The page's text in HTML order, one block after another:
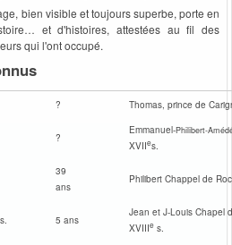
bien visible et toujours superbe, porte en
et d'histoires, attestées au fil des
qui l'ont occupé.
? Thomas, prince de
?
Emmanuel-Philibert-
XVIIes.
39
ans
Philibert Chappel de
s. 5 ans
Jean et J-Louis Chapel
XVIIIe s.